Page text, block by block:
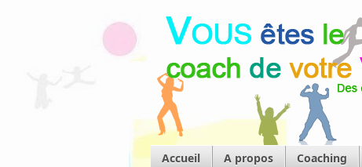
Accueil A propos Coaching